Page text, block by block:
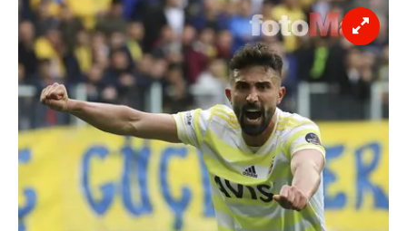
Çerezlere ilişkin tercihlerinizi aşağıda yer alan panel
vasıtasıyla belirleyebilirsiniz. Çerezlere ilişkin detaylı bilgi
için Ayarlar butonuna tıklayabilir,Çerez Bilgilendirme
Metnimiziziyaret edebilirsiniz.
6698 sayılı Kişisel Verilerin Korunması Kanunu uyarınca
hazırlanmış Aydınlatma Metnimizi okumak ve sitemizde
ilgili mevzuata uygun olarak kullanılan çerezlerle ilgili bilgi
almak için lütfen
tıklayınız.